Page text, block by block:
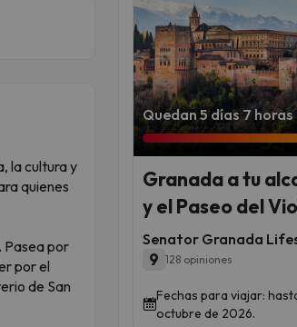
la cultura y
quienes
Pasea por
por el
de San
Quedan 5 días 7 horas
Granada a tu
y el Paseo del
Senator Granada
9 128 opiniones
Fechas para viajar:
octubre de 2026.